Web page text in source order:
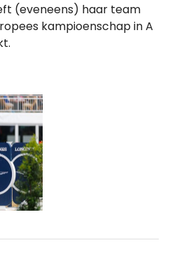
(eveneens) haar team
kampioenschap in A